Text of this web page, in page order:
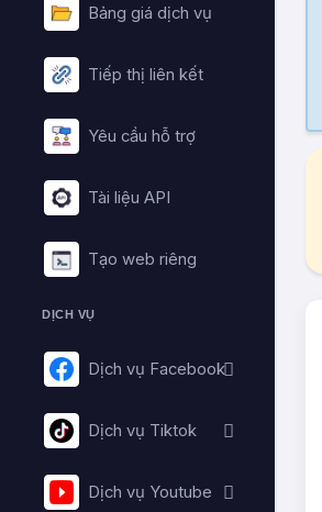
Bảng giá dịch vụ
Tiếp thị liên kết
Yêu cầu hỗ trợ
Tài liệu API
Tạo web riêng
DỊCH VỤ
Dịch vụ Facebook
Dịch vụ Tiktok
Dịch vụ Youtube